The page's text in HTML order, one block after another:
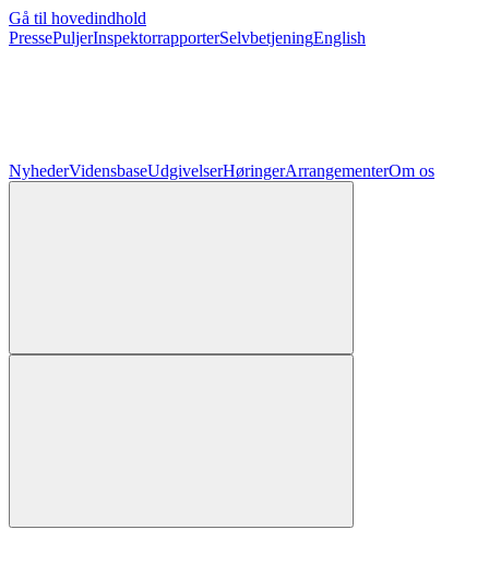
Gå til hovedindhold
PressePuljerInspektorrapporterSelvbetjeningEnglish
NyhederVidensbaseUdgivelserHøringerArrangementerOm os